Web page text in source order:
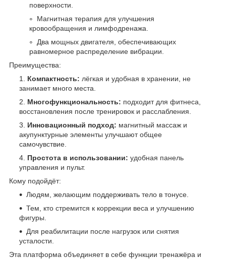
поверхности.
Магнитная терапия для улучшения
кровообращения и лимфодренажа.
Два мощных двигателя, обеспечивающих
равномерное распределение вибрации.
Преимущества:
Компактность: лёгкая и удобная в хранении, не
занимает много места.
Многофункциональность: подходит для фитнеса,
восстановления после тренировок и расслабления.
Инновационный подход: магнитный массаж и
акупунктурные элементы улучшают общее
самочувствие.
Простота в использовании: удобная панель
управления и пульт.
Кому подойдёт:
Людям, желающим поддерживать тело в тонусе.
Тем, кто стремится к коррекции веса и улучшению
фигуры.
Для реабилитации после нагрузок или снятия
усталости.
Эта платформа объединяет в себе функции тренажёра и